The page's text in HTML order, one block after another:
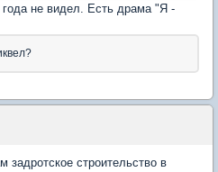
не видел. Есть драма "Я -
задротское строительство в